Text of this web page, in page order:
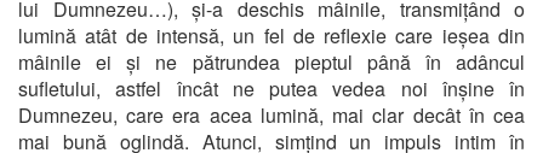
lui Dumnezeu…), și-a deschis mâinile, transmițând o
lumină atât de intensă, un fel de reflexie care ieșea din
mâinile ei și ne pătrundea pieptul până în adâncul
sufletului, astfel încât ne putea vedea noi înșine în
Dumnezeu, care era acea lumină, mai clar decât în cea
mai bună oglindă. Atunci, simțind un impuls intim în